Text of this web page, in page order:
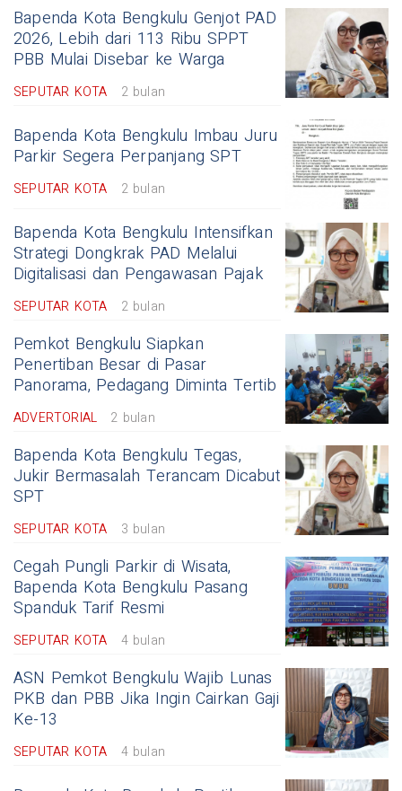
Bapenda Kota Bengkulu Genjot PAD
2026, Lebih dari 113 Ribu SPPT
PBB Mulai Disebar ke Warga
SEPUTAR KOTA 2 bulan
Bapenda Kota Bengkulu Imbau Juru
Parkir Segera Perpanjang SPT
SEPUTAR KOTA 2 bulan
Bapenda Kota Bengkulu Intensifkan
Strategi Dongkrak PAD Melalui
Digitalisasi dan Pengawasan Pajak
SEPUTAR KOTA 2 bulan
Pemkot Bengkulu Siapkan
Penertiban Besar di Pasar
Panorama, Pedagang Diminta Tertib
ADVERTORIAL 2 bulan
Bapenda Kota Bengkulu Tegas,
Jukir Bermasalah Terancam Dicabut
SPT
SEPUTAR KOTA 3 bulan
Cegah Pungli Parkir di Wisata,
Bapenda Kota Bengkulu Pasang
Spanduk Tarif Resmi
SEPUTAR KOTA 4 bulan
ASN Pemkot Bengkulu Wajib Lunas
PKB dan PBB Jika Ingin Cairkan Gaji
Ke-13
SEPUTAR KOTA 4 bulan